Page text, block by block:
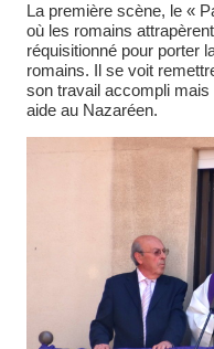
La première scène, le «
où les romains
réquisitionné pour porter
romains. Il se voit
son travail accompli mais
aide au Nazaréen.